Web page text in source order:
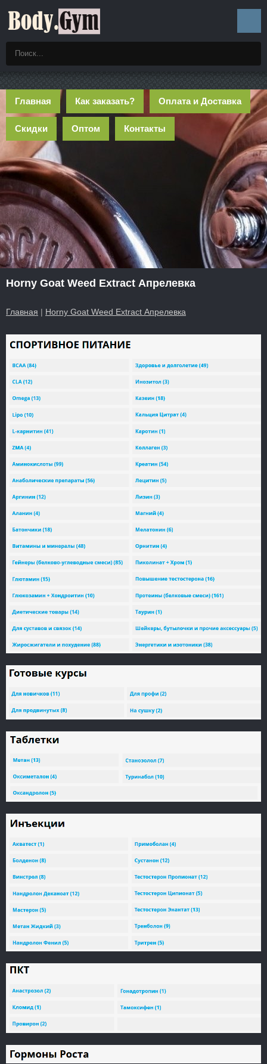
Главная Как заказать? Оплата и Доставка
Скидки Оптом Контакты
Horny Goat Weed Extract Апрелевка
Главная | Horny Goat Weed Extract Апрелевка